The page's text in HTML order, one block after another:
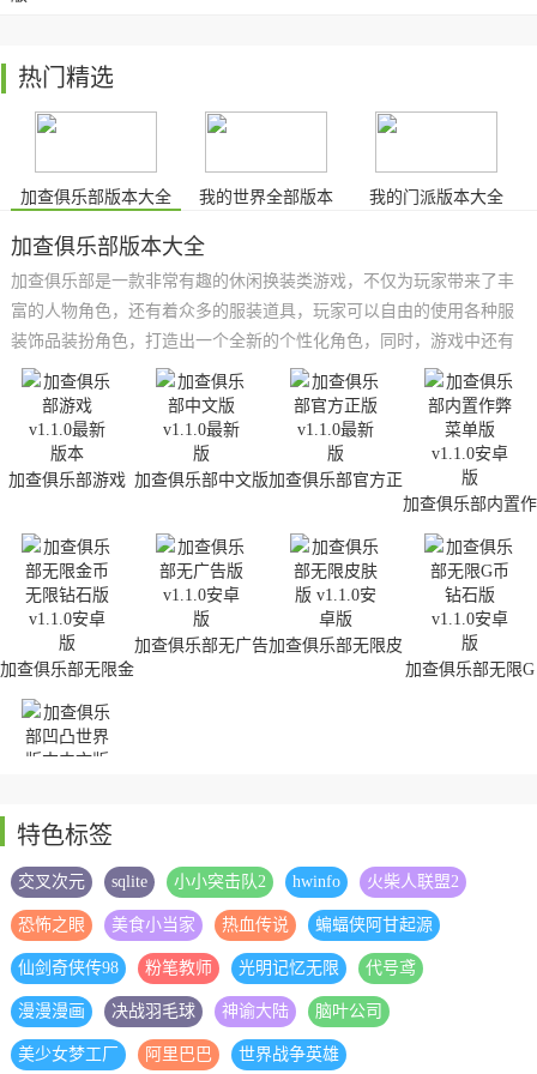
热门精选
加查俱乐部版本大全 我的世界全部版本 我的门派版本大全
加查俱乐部版本大全
加查俱乐部是一款非常有趣的休闲换装类游戏，不仅为玩家带来了丰
富的人物角色，还有着众多的服装道具，玩家可以自由的使用各种服
装饰品装扮角色，打造出一个全新的个性化角色，同时，游戏中还有
着多种不同的小游戏，点击即可畅玩，能够为玩家带来不同的游戏体
验。小编在这里为大家带来了的是加查俱乐部版本大全，里面有着各
种版本模组，感兴趣的小伙伴快来下载体验吧。
加查俱乐部游戏 加查俱乐部中文版加查俱乐部官方正
加查俱乐部内置作
加查俱乐部无限金
加查俱乐部无广告加查俱乐部无限皮
加查俱乐部无限G
加查俱乐部凹凸世
特色标签
交叉次元 sqlite 小小突击队2 hwinfo 火柴人联盟2
恐怖之眼 美食小当家 热血传说 蝙蝠侠阿甘起源
仙剑奇侠传98 粉笔教师 光明记忆无限 代号鸢
漫漫漫画 决战羽毛球 神谕大陆 脑叶公司
美少女梦工厂 阿里巴巴 世界战争英雄